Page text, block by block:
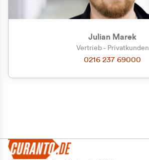
Julian Marek
Vertrieb - Privatkunden
0216 237 69000